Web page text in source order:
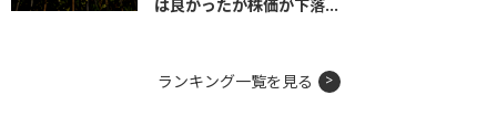
は良かったが株価が下落...
ランキング一覧を見る